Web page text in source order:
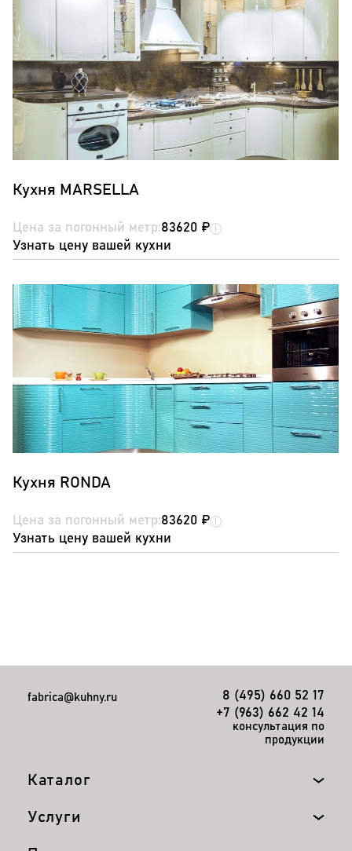
Кухня MARSELLA
Цена за погонный метр:83620 ₽
Узнать цену вашей кухни
Кухня RONDA
Цена за погонный метр:83620 ₽
Узнать цену вашей кухни
fabrica@kuhny.ru
8 (495) 660 52 17
+7 (963) 662 42 14
консультация по
продукции
Каталог
Услуги